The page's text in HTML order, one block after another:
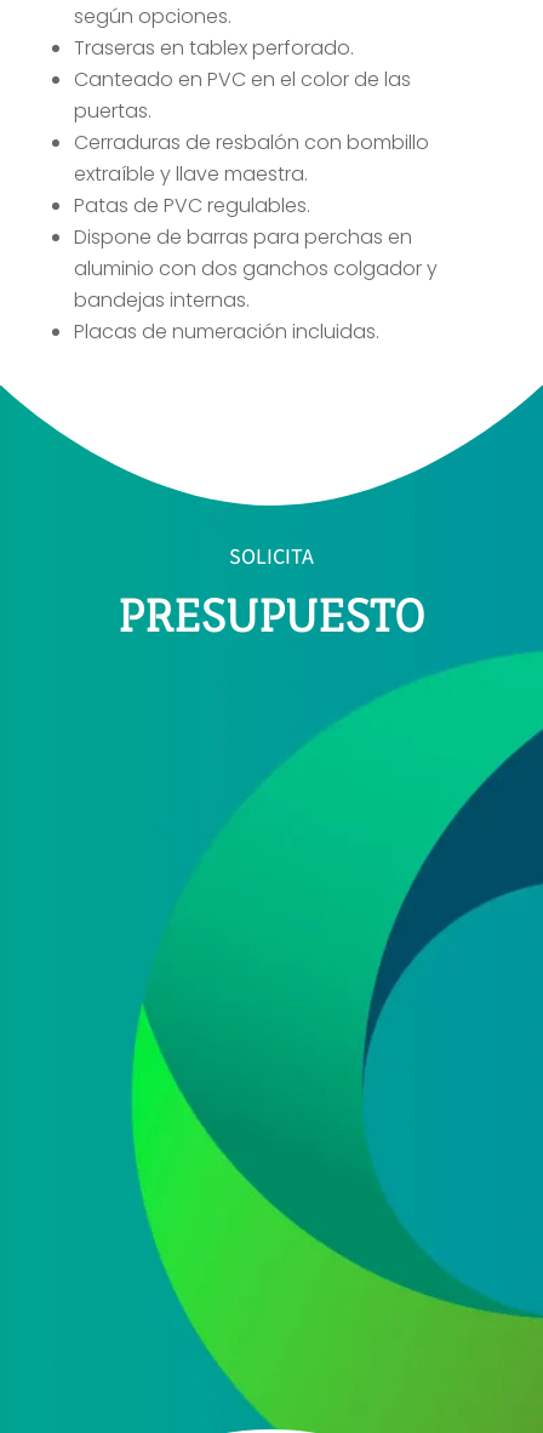
según opciones.
Traseras en tablex perforado.
Canteado en PVC en el color de las
puertas.
Cerraduras de resbalón con bombillo
extraíble y llave maestra.
Patas de PVC regulables.
Dispone de barras para perchas en
aluminio con dos ganchos colgador y
bandejas internas.
Placas de numeración incluidas.
SOLICITA
PRESUPUESTO
He leído y acepto la
política de protección de
Acepto recibir información comercial sobre las ofertas
y promociones de nuestra empresa (NET QUINTOS, S.L.)
relacionadas con nuestro sector en base a nuestra
política de protección de datos